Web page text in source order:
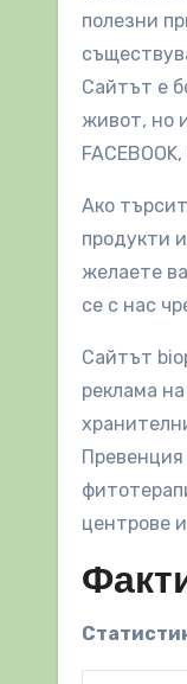
полезни
Сайтът е
живот, но
Ако
продукти
желаете
се с нас
Сайтът
реклама
центрове